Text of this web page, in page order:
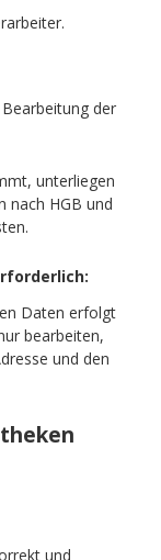
der
unterliegen
nach HGB und
Daten erfolgt
bearbeiten,
und den
und